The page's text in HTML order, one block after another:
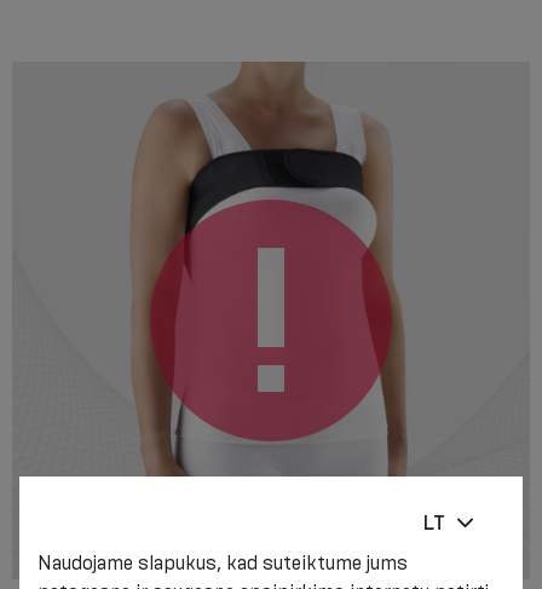
LT
Naudojame slapukus, kad suteiktume jums